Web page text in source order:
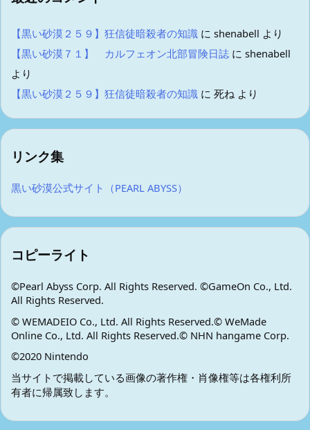
【黒い砂漠２５９】狂信徒暗殺者の知識 に shenabell より
【黒い砂漠７１】 カルフェオン北部冒険日誌 に shenabell
より
【黒い砂漠２５９】狂信徒暗殺者の知識 に 死ね より
リンク集
黒い砂漠公式サイト（PEARL ABYSS）
コピーライト
©Pearl Abyss Corp. All Rights Reserved. ©GameOn Co., Ltd.
All Rights Reserved.
© WEMADEIO Co., Ltd. All Rights Reserved.© WeMade
Online Co., Ltd. All Rights Reserved.© NHN hangame Corp.
©2020 Nintendo
当サイトで掲載している画像の著作権・肖像権等は各権利所
有者に帰属致します。